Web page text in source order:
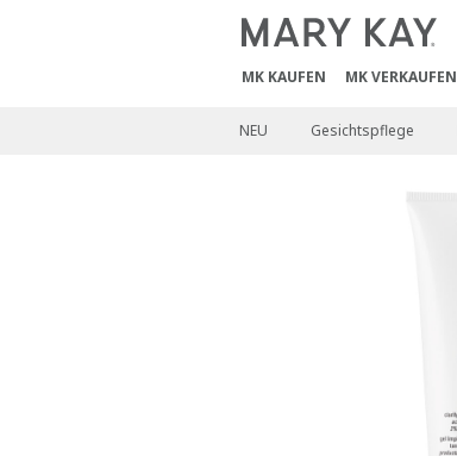
MK KAUFEN MK VERKAUFEN
NEU Gesichtspflege